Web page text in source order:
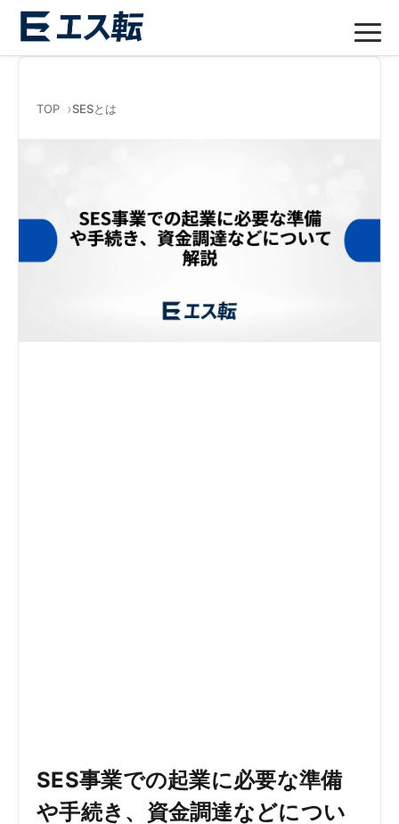
TOP SESとは
SES事業での起業に必要な準備
や手続き、資金調達などについ